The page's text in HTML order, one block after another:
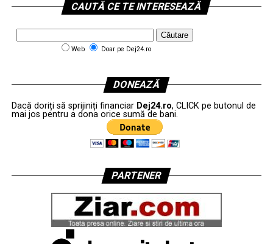
CAUTĂ CE TE INTERESEAZĂ
Web Doar pe Dej24.ro
DONEAZĂ
Dacă doriți să sprijiniți financiar Dej24.ro, CLICK pe butonul de
mai jos pentru a dona orice sumă de bani.
PARTENER